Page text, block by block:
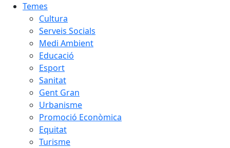
Temes
Cultura
Serveis Socials
Medi Ambient
Educació
Esport
Sanitat
Gent Gran
Urbanisme
Promoció Econòmica
Equitat
Turisme